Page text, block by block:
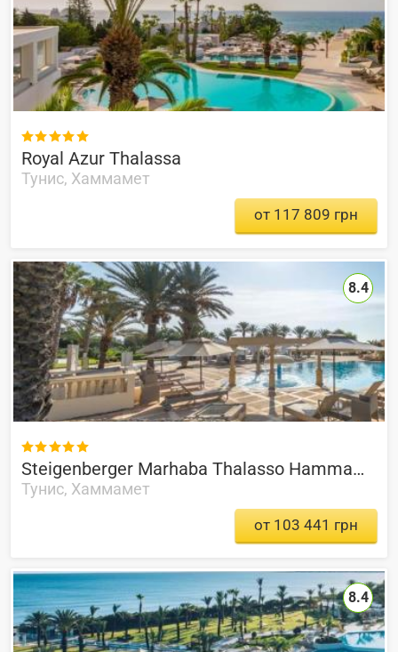

Royal Azur Thalassa
Тунис, Хаммамет
от 117 809 грн

Steigenberger Marhaba Thalasso Hammamet
Тунис, Хаммамет
8.4
от 103 441 грн
8.4